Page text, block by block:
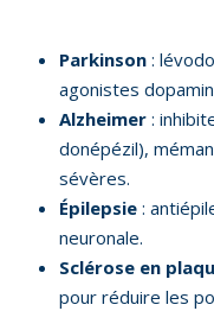
Parkinson :
agonistes
Alzheimer :
donépézil),
sévères.
Épilepsie :
neuronale.
Sclérose en
pour réduire les